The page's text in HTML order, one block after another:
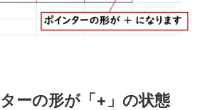
ーの形が「+」の状態